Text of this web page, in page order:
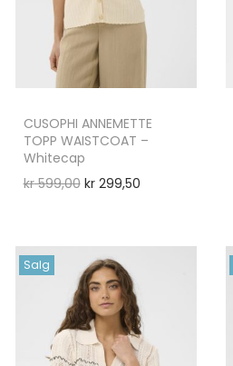
CUSOPHI ANNEMETTE
TOPP WAISTCOAT –
Whitecap
kr599,00 kr299,50
Salg